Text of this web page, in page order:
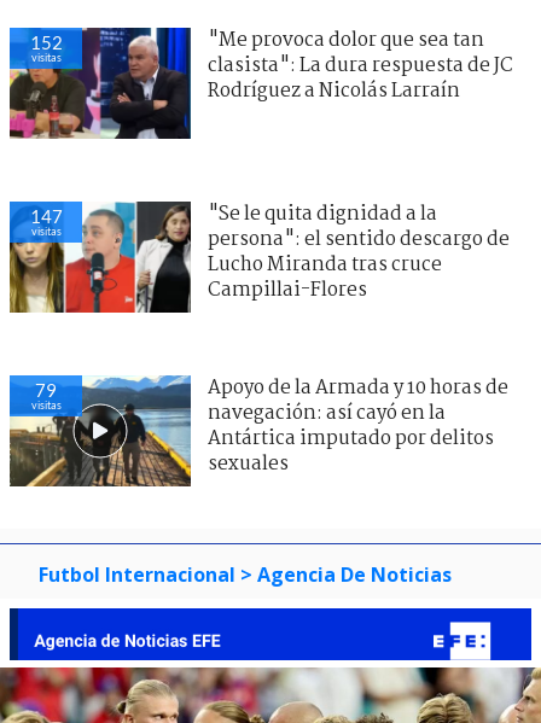
152
visitas
"Me provoca dolor que sea tan
clasista": La dura respuesta de JC
Rodríguez a Nicolás Larraín
147
visitas
"Se le quita dignidad a la
persona": el sentido descargo de
Lucho Miranda tras cruce
Campillai-Flores
79
visitas
Apoyo de la Armada y 10 horas de
navegación: así cayó en la
Antártica imputado por delitos
sexuales
Futbol Internacional > Agencia De Noticias